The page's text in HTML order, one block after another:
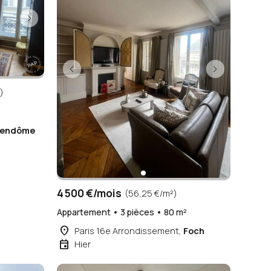
4 500 €/mois (56,25 €/m²)
Appartement • 3 pièces • 80 m²
place Paris 16e Arrondissement, Foch
event Hier